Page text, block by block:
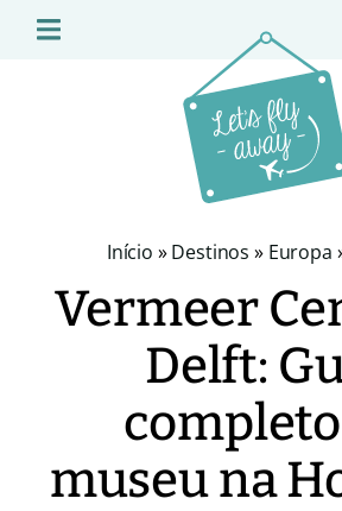
Início »Destinos » Europa
Vermeer
Delft:
museu na